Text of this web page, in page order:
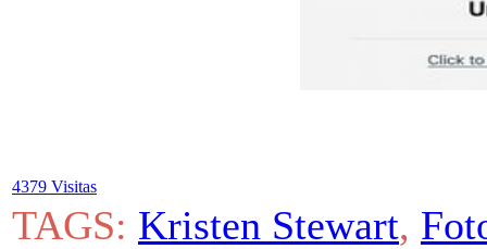
4379 Visitas
TAGS: Kristen Stewart,